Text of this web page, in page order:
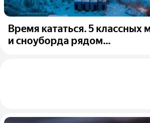
Время кататься. 5 классных
и сноуборда рядом...